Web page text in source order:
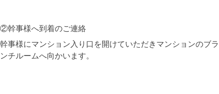
②幹事様へ到着のご連絡
幹事様にマンション入り口を開けていただきマンションのブラ
ンチルームへ向かいます。